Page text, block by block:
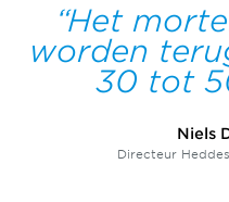
Het
worden
30 tot
Niels
Directeur